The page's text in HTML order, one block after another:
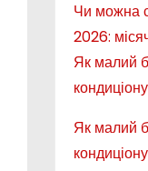
Чи можна
2026:
Як малий
Як малий